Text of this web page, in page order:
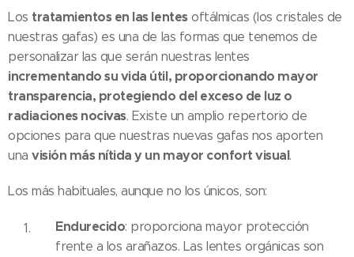
Los tratamientos en las lentesoftálmicas (los cristales de
nuestras gafas) es una de las formas que tenemos de
personalizar las que serán nuestras lentes
incrementando su vida útil, proporcionando mayor
transparencia, protegiendo del exceso de luz o
radiaciones nocivas. Existe un amplio repertorio de
opciones para que nuestras nuevas gafas nos aporten
unavisión más nítida y un mayor confort visual.
Los más habituales, aunque no los únicos, son:
Endurecido: proporciona mayor protección
frente a los arañazos. Las lentes orgánicas son